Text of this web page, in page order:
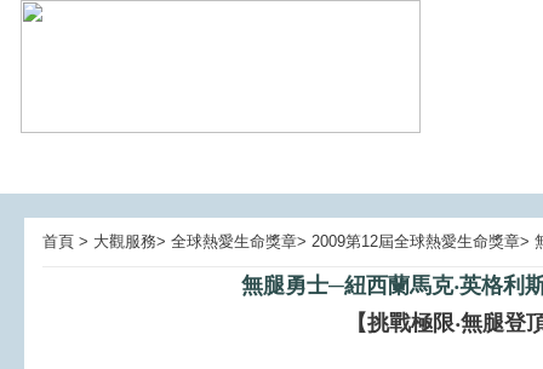
首頁 > 大觀服務> 全球熱愛生命獎章> 2009第12屆全球熱愛生命獎章>
無腿勇士─紐西蘭馬克‧英格利
【挑戰極限‧無腿登